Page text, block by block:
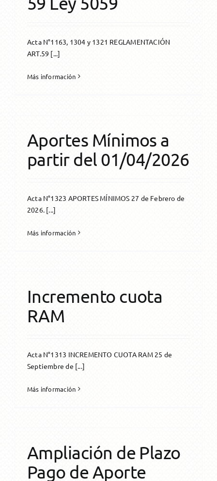
Acta N°1163, 1304 y 1321 REGLAMENTACIÓN
ART.59 [...]
Más información
Aportes Mínimos a
partir del 01/04/2026
Acta N°1323 APORTES MÍNIMOS 27 de Febrero de
2026. [...]
Más información
Incremento cuota
RAM
Acta N°1313 INCREMENTO CUOTA RAM 25 de
Septiembre de [...]
Más información
Ampliación de Plazo
Pago de Aporte